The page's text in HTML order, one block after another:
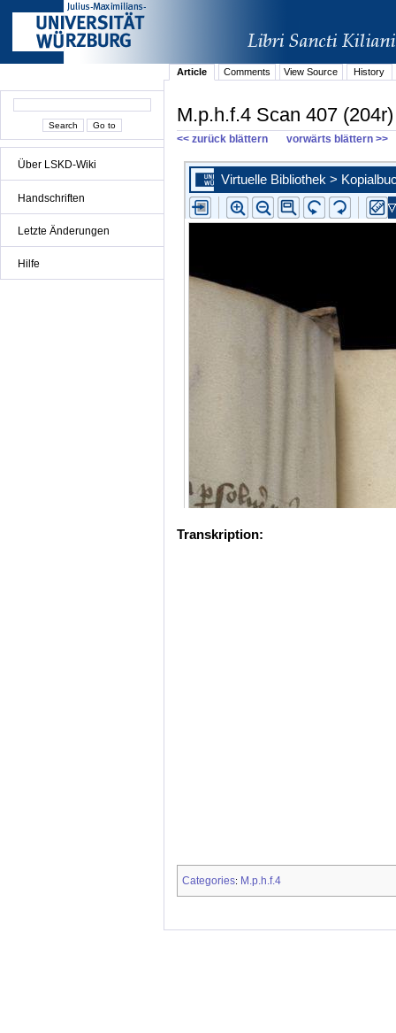
Über LSKD-Wiki
Handschriften
Letzte Änderungen
Hilfe
Article Comments View Source History
M.p.h.f.4 Scan 407 (204r)
<< zurück blättern vorwärts blättern >>
Transkription:
Categories: M.p.h.f.4